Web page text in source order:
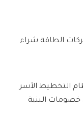
الطاقة شراء
التخطيط الأسر
خصومات البنية